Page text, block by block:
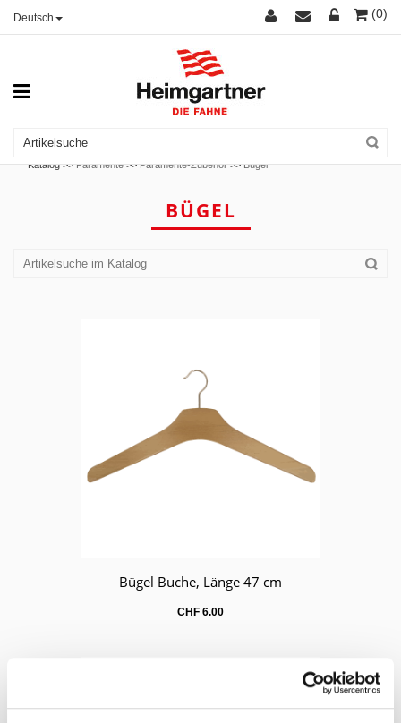
Deutsch (0)
Katalog >>Paramente >>Paramente-Zubehör >>Bügel
BÜGEL
WarenkorbBügel Buche, Länge 47 cm
CHF 6.00